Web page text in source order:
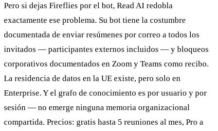
Pero si dejas Fireflies por el bot, Read AI redobla
exactamente ese problema. Su bot tiene la costumbre
documentada de enviar resúmenes por correo a todos los
invitados — participantes externos incluidos — y bloqueos
corporativos documentados en Zoom y Teams como recibo.
La residencia de datos en la UE existe, pero solo en
Enterprise. Y el grafo de conocimiento es por usuario y por
sesión — no emerge ninguna memoria organizacional
compartida. Precios: gratis hasta 5 reuniones al mes, Pro a